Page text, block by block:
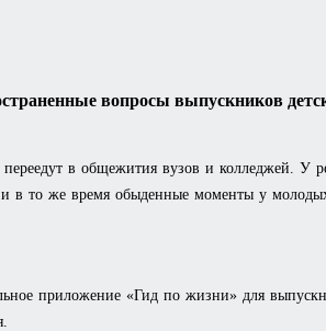
вопросы выпускников
в общежития вузов и колледжей. У
в то же время обыденные моменты у
приложение «Гид по жизни» для